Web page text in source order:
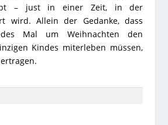
– just in einer Zeit, in der
wird. Allein der Gedanke, dass
Mal um Weihnachten den
Kindes miterleben müssen,